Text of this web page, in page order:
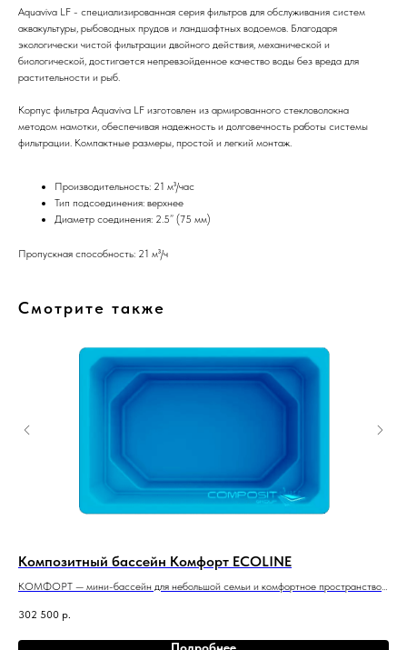
Aquaviva LF - специализированная серия фильтров для обслуживания систем
аквакультуры, рыбоводных прудов и ландшафтных водоемов. Благодаря
экологически чистой фильтрации двойного действия, механической и
биологической, достигается непревзойденное качество воды без вреда для
растительности и рыб.
Корпус фильтра Aquaviva LF изготовлен из армированного стекловолокна
методом намотки, обеспечивая надежность и долговечность работы системы
фильтрации. Компактные размеры, простой и легкий монтаж.
Производительность: 21 м³/час
Тип подсоединения: верхнее
Диаметр соединения: 2.5” (75 мм)
Пропускная способность: 21 м³/ч
Смотрите также
Композитный бассейн Комфорт ECOLINE
КОМФОРТ — мини-бассейн для небольшой семьи и комфортное пространство
3 м x 2 м x 1,5 м
302 500 р.